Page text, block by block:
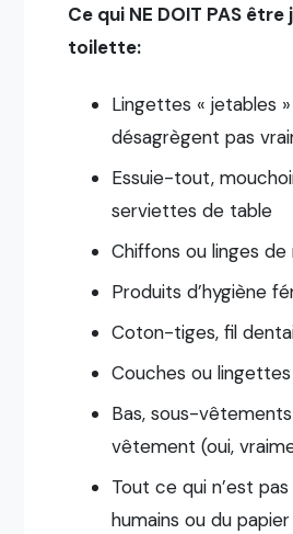
Ce qui NE DOIT PAS
toilette:
Lingettes « jetables
désagrègent pas
Essuie-tout,
serviettes de table
Chiffons ou linges
Produits d’hygiène
Coton-tiges, fil
Couches ou
Bas, sous-
vêtement (oui,
Tout ce qui n’est
humains ou du